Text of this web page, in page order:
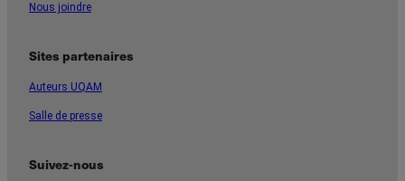
Nous joindre
Sites partenaires
Auteurs UQAM
Salle de presse
Suivez-nous